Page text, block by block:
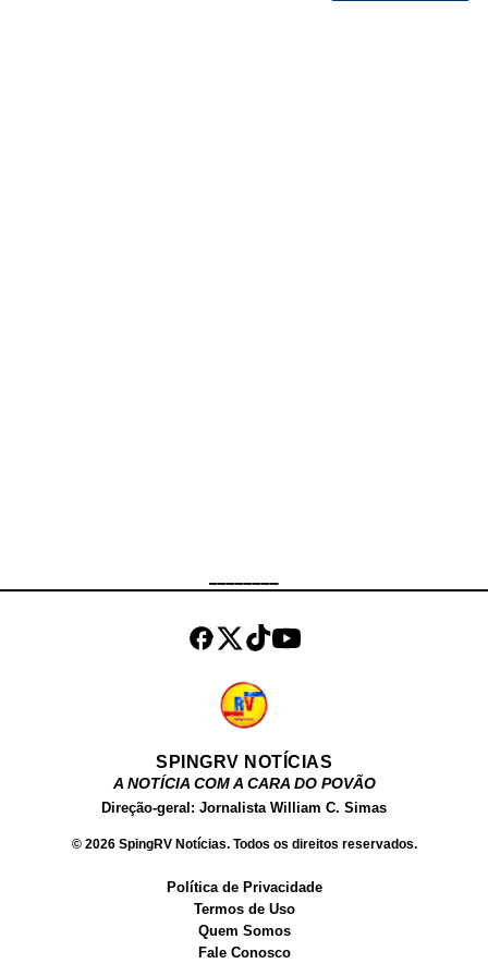
onde vende conteúdos produzidos
por ela para o público adulto. Além
dos filmes, ela ve...
SPINGRV NOTÍCIAS
A NOTÍCIA COM A CARA DO POVÃO
Direção-geral: Jornalista William C. Simas
© 2026 SpingRV Notícias. Todos os direitos reservados.
Política de Privacidade
Termos de Uso
Quem Somos
Fale Conosco